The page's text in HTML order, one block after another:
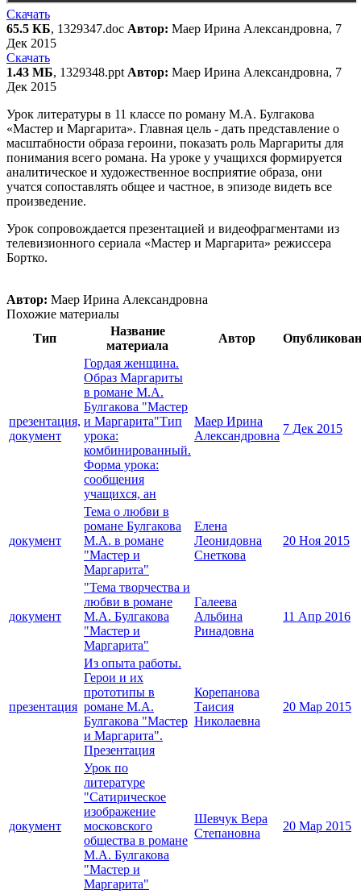
Скачать
65.5 КБ, 1329347.doc Автор: Маер Ирина Александровна, 7
Дек 2015
Скачать
1.43 МБ, 1329348.ppt Автор: Маер Ирина Александровна, 7
Дек 2015
Урок литературы в 11 классе по роману М.А. Булгакова
«Мастер и Маргарита». Главная цель - дать представление о
масштабности образа героини, показать роль Маргариты для
понимания всего романа. На уроке у учащихся формируется
аналитическое и художественное восприятие образа, они
учатся сопоставлять общее и частное, в эпизоде видеть все
произведение.
Урок сопровождается презентацией и видеофрагментами из
телевизионного сериала «Мастер и Маргарита» режиссера
Бортко.
Автор: Маер Ирина Александровна
Похожие материалы
Тип
Название
материала
Автор Опубликован
презентация,
документ
Гордая женщина.
Образ Маргариты
в романе М.А.
Булгакова "Мастер
и Маргарита"Тип
урока:
комбинированный.
Форма урока:
сообщения
учащихся, ан
Маер Ирина
Александровна
7 Дек 2015
документ
Тема о любви в
романе Булгакова
М.А. в романе
"Мастер и
Маргарита"
Елена
Леонидовна
Снеткова
20 Ноя 2015
документ
"Тема творчества и
любви в романе
М.А. Булгакова
"Мастер и
Маргарита"
Галеева
Альбина
Ринадовна
11 Апр 2016
презентация
Из опыта работы.
Герои и их
прототипы в
романе М.А.
Булгакова "Мастер
и Маргарита".
Презентация
Корепанова
Таисия
Николаевна
20 Мар 2015
документ
Урок по
литературе
"Сатирическое
изображение
московского
общества в романе
М.А. Булгакова
"Мастер и
Маргарита"
Шевчук Вера
Степановна
20 Мар 2015